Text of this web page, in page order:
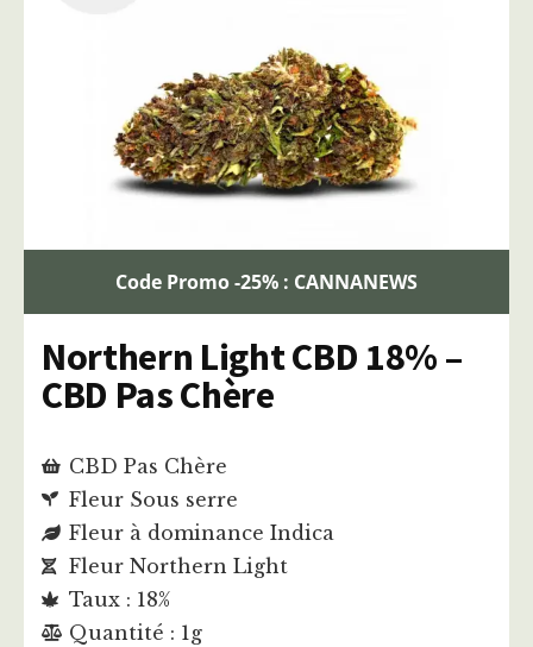
Code Promo -25% : CANNANEWS
Northern Light CBD 18% –
CBD Pas Chère
CBD Pas Chère
Fleur Sous serre
Fleur à dominance Indica
Fleur Northern Light
Taux : 18%
Quantité : 1g